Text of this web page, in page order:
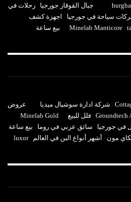
جبال القوقاز جورجيا
رحلات في
سياحة في جورجيا
اجهزة كشف
Minelab Manticore
بيع ساعة
شركة ادارة سوشيال ميديا
عروض
Groundtech فلل للبيع
Minelab Gold
في جورجيا سائق عربي في روما
بيع ساعة
مون أشهر أنواع البن في العالم
luxor